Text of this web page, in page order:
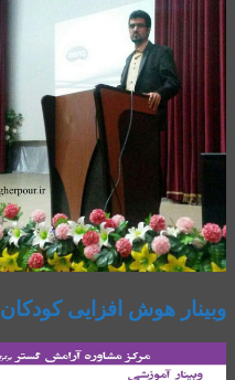
وبینار هوش افزایی کودکان